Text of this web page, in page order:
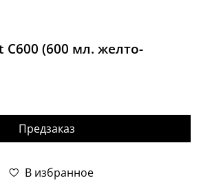
C600 (600 мл. желто-
В избранное
Предзаказ